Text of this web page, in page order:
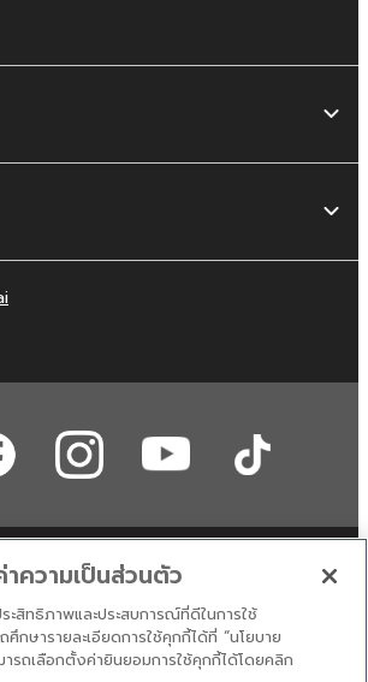
ราเงื่อนไขการใช้งานนโยบายส่วนบุคคล
นโยบายการใช้คุกกี้
ความเป็นส่วนตัว
ะสิทธิภาพและประสบการณ์ที่ดีในการใช้
ศึกษารายละเอียดการใช้คุกกี้ได้ที่ “นโยบาย
ารถเลือกตั้งค่ายินยอมการใช้คุกกี้ได้โดยคลิก